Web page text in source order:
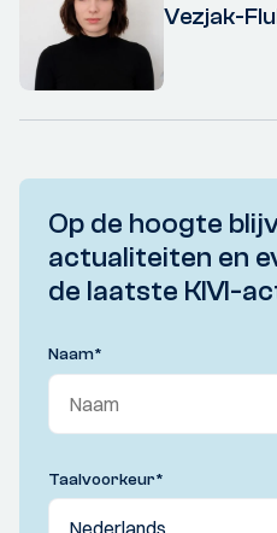
Vezjak-
Op de hoogte
actualiteiten en
de laatste KIVI-
Naam*
Taalvoorkeur*